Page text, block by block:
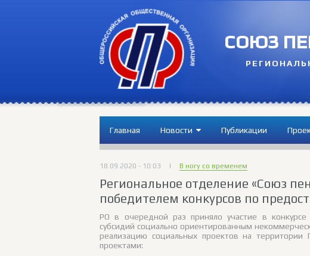
СОЮЗ
Главная Новости Публикации
18.09.2020 - 10:03 | В ногу со временем
Региональное отделение «Союз
победителем конкурсов по
РО в очередной раз приняло участие в конкурсе
субсидий социально ориентированным
реализацию социальных проектов на территории
проектами: